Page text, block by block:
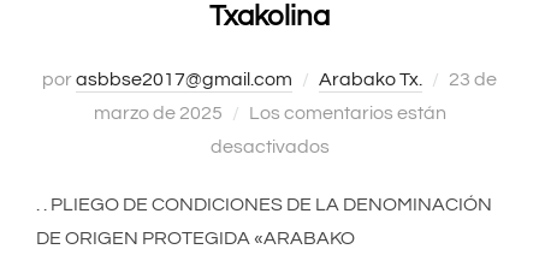
Txakolina
porasbbse2017@gmail.com Arabako Tx.
Publicado
23 de
marzo de 2025
Los comentarios están
desactivados
. . PLIEGO DE CONDICIONES DE LA DENOMINACIÓN
DE ORIGEN PROTEGIDA «ARABAKO